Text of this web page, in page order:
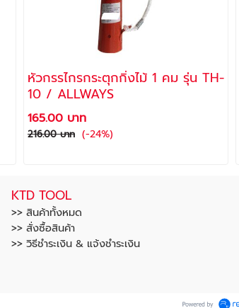
หัวกรรไกรกระตุกกิ่งไม้ 1 คม รุ่น TH-
10 / ALLWAYS
165.00 บาท
216.00 บาท (-24%)
KTD TOOL
>> สินค้าทั้งหมด
>> สั่งซื้อสินค้า
>> วิธีชำระเงิน & แจ้งชำระเงิน